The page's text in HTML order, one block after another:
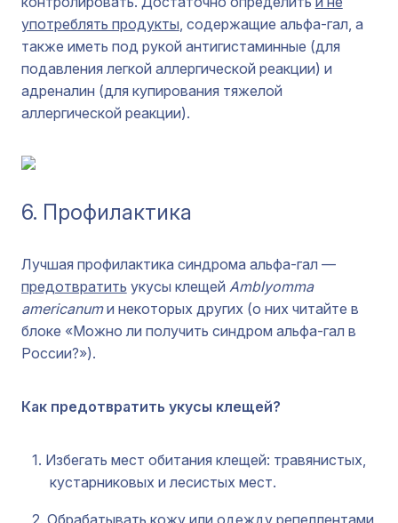
употреблять продукты, содержащие альфа-гал, а
также иметь под рукой антигистаминные (для
подавления легкой аллергической реакции) и
адреналин (для купирования тяжелой
аллергической реакции).
6. Профилактика
Лучшая профилактика синдрома альфа-гал —
предотвратить укусы клещей Amblyomma
americanumи некоторых других (о них читайте в
блоке «Можно ли получить синдром альфа-гал в
России?»).
Как предотвратить укусы клещей?
Избегать мест обитания клещей: травянистых,
кустарниковых и лесистых мест.